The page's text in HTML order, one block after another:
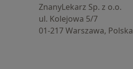
ZnanyLekarz Sp. z o.o.
ul. Kolejowa 5/7
01-217 Warszawa, Polska